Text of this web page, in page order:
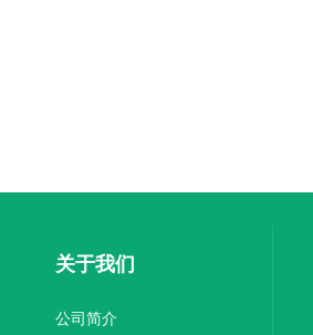
关于我们
公司简介